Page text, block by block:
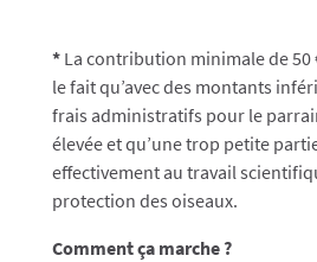
*La contribution minimale de 50
le fait qu’avec des montants
frais administratifs pour le
élevée et qu’une trop petite
effectivement au travail
protection des oiseaux.
Comment ça marche ?